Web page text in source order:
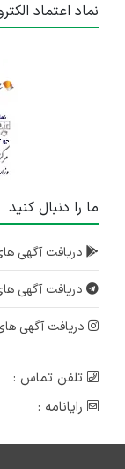
نماد اعتماد
ما را دنبال کنید
دریافت آگهی
دریافت آگهی
دریافت آگهی
تلفن تماس :
رایانامه :